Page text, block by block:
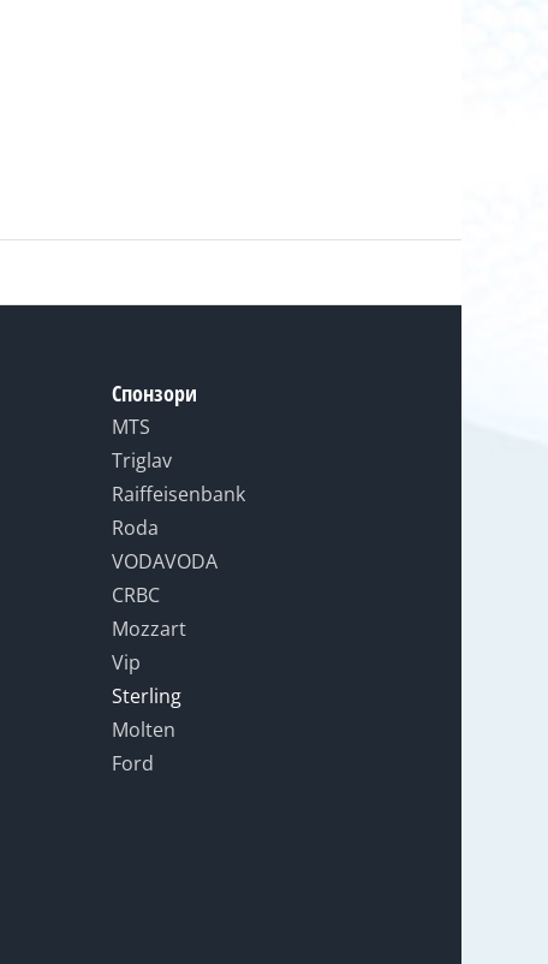
Спонзори
MTS
Triglav
Raiffeisenbank
Roda
VODAVODA
CRBC
Mozzart
Vip
Sterling
Molten
Ford